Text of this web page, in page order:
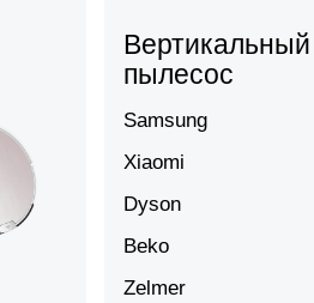
Вертикальный
пылесос
Samsung
Xiaomi
Dyson
Beko
Zelmer